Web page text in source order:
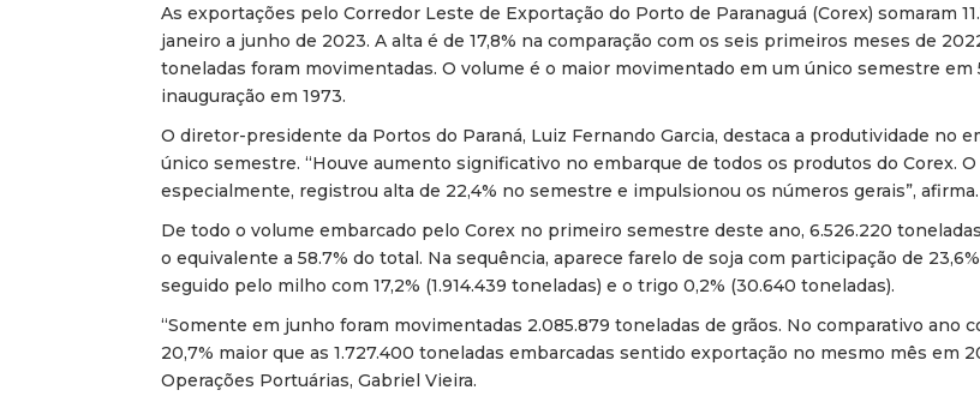
As exportações pelo Corredor Leste de Exportação do Porto de Paranaguá (Corex) somaram
janeiro a junho de 2023. A alta é de 17,8% na comparação com os seis primeiros meses de
toneladas foram movimentadas. O volume é o maior movimentado em um único semestre em
inauguração em 1973.
O diretor-presidente da Portos do Paraná, Luiz Fernando Garcia, destaca a produtividade no
único semestre. “Houve aumento significativo no embarque de todos os produtos do Corex. O
especialmente, registrou alta de 22,4% no semestre e impulsionou os números gerais”, afirma.
De todo o volume embarcado pelo Corex no primeiro semestre deste ano, 6.526.220
o equivalente a 58.7% do total. Na sequência, aparece farelo de soja com participação de
seguido pelo milho com 17,2% (1.914.439 toneladas) e o trigo 0,2% (30.640 toneladas).
“Somente em junho foram movimentadas 2.085.879 toneladas de grãos. No comparativo ano
20,7% maior que as 1.727.400 toneladas embarcadas sentido exportação no mesmo mês em
Operações Portuárias, Gabriel Vieira.